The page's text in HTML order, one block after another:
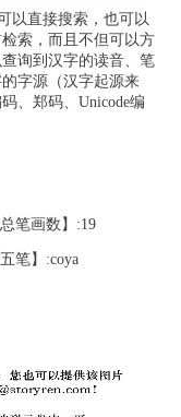
以直接搜索，也可以
索，而且不但可以方
询到汉字的读音、笔
字源（汉字起源来
、郑码、Unicode编
总笔画数】:19
五笔】:coya